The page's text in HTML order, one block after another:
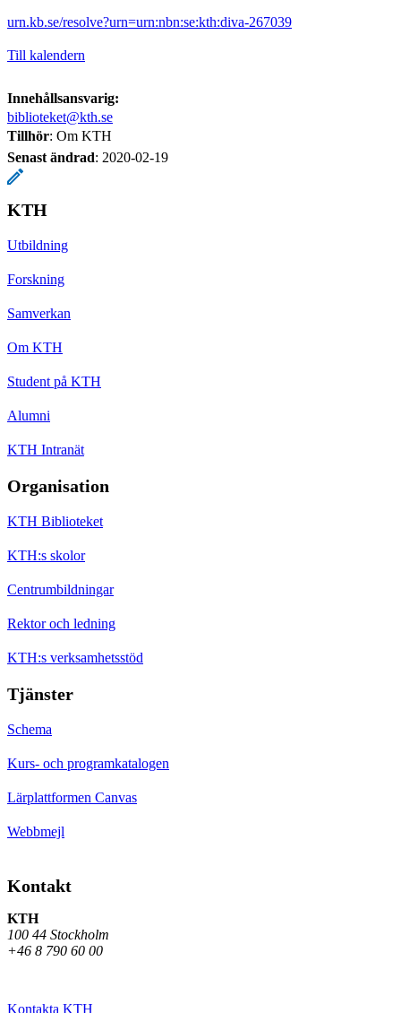
urn.kb.se/resolve?urn=urn:nbn:se:kth:diva-267039
Till kalendern
Innehållsansvarig:
biblioteket@kth.se
Tillhör: Om KTH
Senast ändrad: 2020-02-19
KTH
Utbildning
Forskning
Samverkan
Om KTH
Student på KTH
Alumni
KTH Intranät
Organisation
KTH Biblioteket
KTH:s skolor
Centrumbildningar
Rektor och ledning
KTH:s verksamhetsstöd
Tjänster
Schema
Kurs- och programkatalogen
Lärplattformen Canvas
Webbmejl
Kontakt
KTH
100 44 Stockholm
+46 8 790 60 00
Kontakta KTH